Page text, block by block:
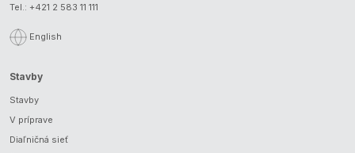
Tel.: +421 2 583 11 111
English
Stavby
Stavby
V príprave
Diaľničná sieť